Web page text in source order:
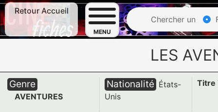
Retour Accueil
MENU
Chercher un
LES
Genre
AVENTURES
Nationalité États-
Unis
Titre